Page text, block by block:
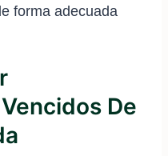
forma adecuada
De